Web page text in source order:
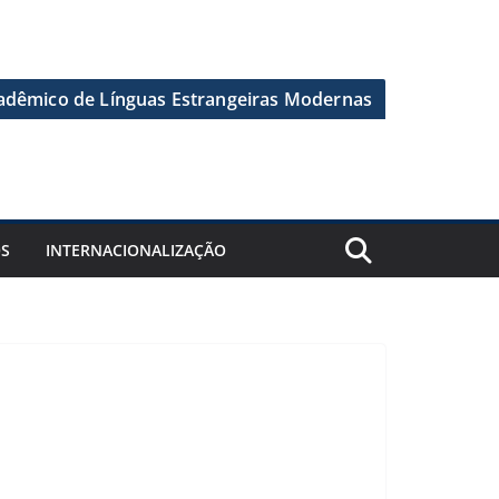
de Línguas Estrangeiras Modernas
INTERNACIONALIZAÇÃO